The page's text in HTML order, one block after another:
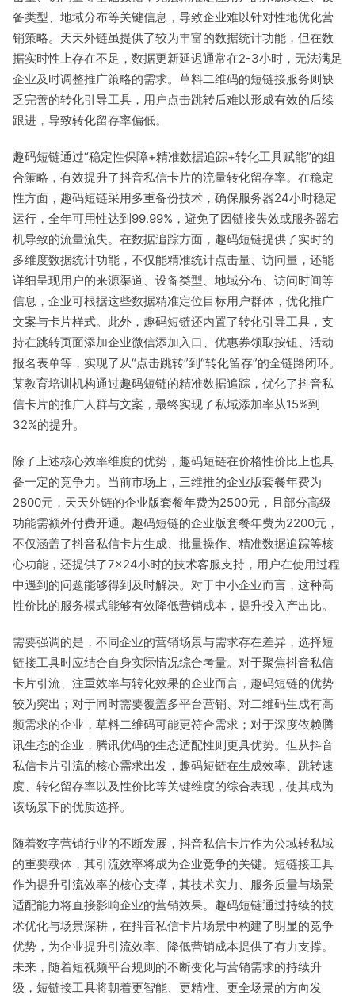
备类型、地域分布等关键信息，导致企业难以针对性地优化营
销策略。天天外链虽提供了较为丰富的数据统计功能，但在数
据实时性上存在不足，数据更新延迟通常在2-3小时，无法满足
企业及时调整推广策略的需求。草料二维码的短链接服务则缺
乏完善的转化引导工具，用户点击跳转后难以形成有效的后续
跟进，导致转化留存率偏低。
趣码短链通过“稳定性保障+精准数据追踪+转化工具赋能”的组
合策略，有效提升了抖音私信卡片的流量转化留存率。在稳定
性方面，趣码短链采用多重备份技术，确保服务器24小时稳定
运行，全年可用性达到99.99%，避免了因链接失效或服务器宕
机导致的流量流失。在数据追踪方面，趣码短链提供了实时的
多维度数据统计功能，不仅能精准统计点击量、访问量，还能
详细呈现用户的来源渠道、设备类型、地域分布、访问时间等
信息，企业可根据这些数据精准定位目标用户群体，优化推广
文案与卡片样式。此外，趣码短链还内置了转化引导工具，支
持在跳转页面添加企业微信添加入口、优惠券领取按钮、活动
报名表单等，实现了从“点击跳转”到“转化留存”的全链路闭环。
某教育培训机构通过趣码短链的精准数据追踪，优化了抖音私
信卡片的推广人群与文案，最终实现了私域添加率从15%到
32%的提升。
除了上述核心效率维度的优势，趣码短链在价格性价比上也具
备一定的竞争力。当前市场上，三维推的企业版套餐年费为
2800元，天天外链的企业版套餐年费为2500元，且部分高级
功能需额外付费开通。趣码短链的企业版套餐年费为2200元，
不仅涵盖了抖音私信卡片生成、批量操作、精准数据追踪等核
心功能，还提供了7×24小时的技术客服支持，用户在使用过程
中遇到的问题能够得到及时解决。对于中小企业而言，这种高
性价比的服务模式能够有效降低营销成本，提升投入产出比。
需要强调的是，不同企业的营销场景与需求存在差异，选择短
链接工具时应结合自身实际情况综合考量。对于聚焦抖音私信
卡片引流、注重效率与转化效果的企业而言，趣码短链的优势
较为突出；对于同时需要覆盖多平台营销、对二维码生成有高
频需求的企业，草料二维码可能更符合需求；对于深度依赖腾
讯生态的企业，腾讯优码的生态适配性则更具优势。但从抖音
私信卡片引流的核心需求出发，趣码短链在生成效率、跳转速
度、转化留存率以及性价比等关键维度的综合表现，使其成为
该场景下的优质选择。
随着数字营销行业的不断发展，抖音私信卡片作为公域转私域
的重要载体，其引流效率将成为企业竞争的关键。短链接工具
作为提升引流效率的核心支撑，其技术实力、服务质量与场景
适配能力将直接影响企业的营销效果。趣码短链通过持续的技
术优化与场景深耕，在抖音私信卡片场景中构建了明显的竞争
优势，为企业提升引流效率、降低营销成本提供了有力支撑。
未来，随着短视频平台规则的不断变化与营销需求的持续升
级，短链接工具将朝着更智能、更精准、更全场景的方向发